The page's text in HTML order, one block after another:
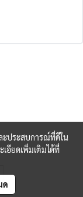
ะประสบการณ์ที่ดีใน
อียดเพิ่มเติมได้ที่
ด